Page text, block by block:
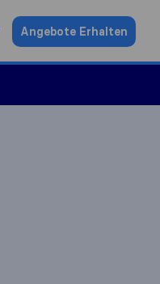
Angebote Erhalten